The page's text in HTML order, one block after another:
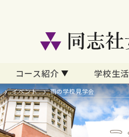
コース紹介 学校生活
イベント 雨の学校見学会